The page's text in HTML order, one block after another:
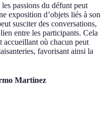
passions du défunt peut
exposition d’objets liés à son
susciter des conversations,
entre les participants. Cela
accueillant où chacun peut
favorisant ainsi la
Martinez